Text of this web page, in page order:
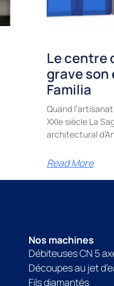
Le centre
grave son
Familia
Quand
XXIe siècle La
architectural
Read More
Nos machines
Débiteuses CN 5
Découpes au jet
Fils diamantés